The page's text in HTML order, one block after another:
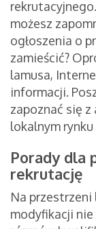
możesz
ogłoszenia o
zamieścić?
lamusa,
informacji.
zapoznać się
lokalnym rynku
Porady dla
rekrutację
Na przestrzeni
modyfikacji